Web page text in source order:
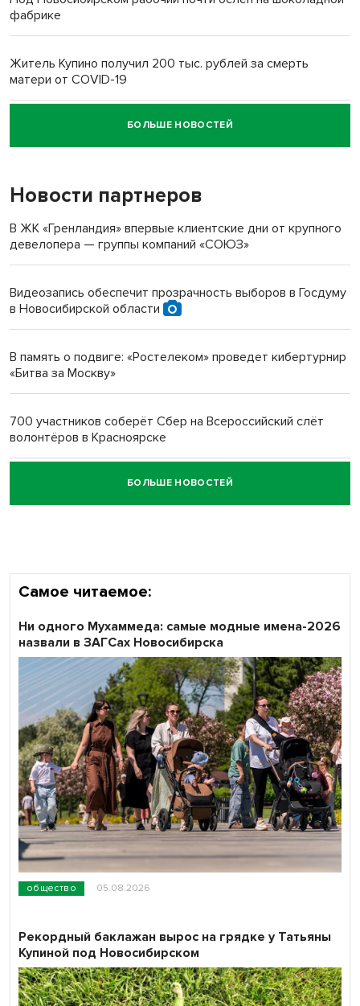
фабрике
Житель Купино получил 200 тыс. рублей за смерть
матери от COVID-19
Новосибирский суд наказал водителя за смерть
пенсионерки на вокзале
«Мы живём на пастбище!»: в новосибирском селе лошади
терроризируют жителей
Инвалид получил условный срок за избиение врачей
Новосибирский преподаватель с женой вошли в топ-16
Обновлённое отделение ВТБ открылось в Искитиме
БОЛЬШЕ НОВОСТЕЙ
Новости партнеров
В ЖК «Гренландия» впервые клиентские дни от крупного
девелопера — группы компаний «СОЮЗ»
Видеозапись обеспечит прозрачность выборов в Госдуму
в Новосибирской области
В память о подвиге: «Ростелеком» проведет кибертурнир
«Битва за Москву»
700 участников соберёт Сбер на Всероссийский слёт
волонтёров в Красноярске
Честный выбор: видеонаблюдение обеспечит
объективность результатов ЕДГ в Новосибирской
БОЛЬШЕ НОВОСТЕЙ
Самое читаемое:
общество 05.08.2026
Ни одного Мухаммеда: самые модные имена-2026
назвали в ЗАГСах Новосибирска
Рекордный баклажан вырос на грядке у Татьяны
Купиной под Новосибирском